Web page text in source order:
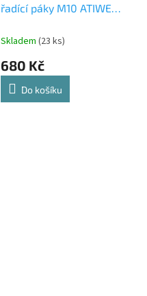
řadící páky M10 ATIWE
Escort, Sierra
Skladem (23 ks)
680 Kč
Do košíku